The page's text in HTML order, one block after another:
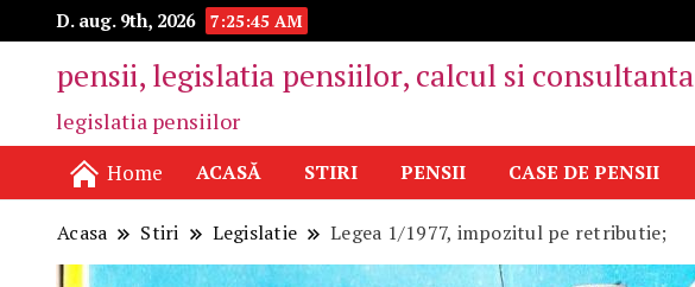
D. aug. 9th, 2026 7:25:47 AM
pensii, legislatia pensiilor, calcul si consultanta
legislatia pensiilor
Home ACASĂ STIRI PENSII CASE DE PENSII
Acasa Stiri Legislatie Legea 1/1977, impozitul pe retributie;